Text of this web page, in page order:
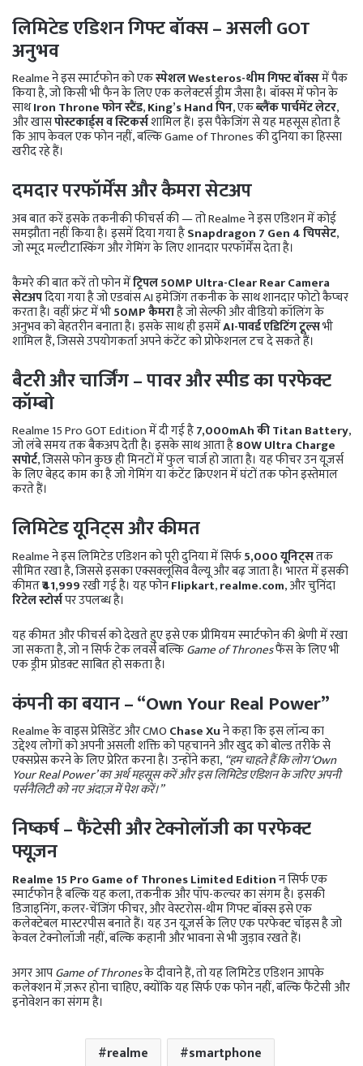
लिमिटेड एडिशन गिफ्ट बॉक्स – असली GOT
अनुभव
Realme ने इस स्मार्टफोन को एकस्पेशल Westeros-थीम गिफ्ट बॉक्समें पैक
किया है, जो किसी भी फैन के लिए एक कलेक्टर्स ड्रीम जैसा है। बॉक्स में फोन के
साथIron Throne फोन स्टैंड,King’s Hand पिन, एकब्लैंक पार्चमेंट लेटर,
और खासपोस्टकार्ड्स व स्टिकर्सशामिल हैं। इस पैकेजिंग से यह महसूस होता है
कि आप केवल एक फोन नहीं, बल्कि Game of Thrones की दुनिया का हिस्सा
खरीद रहे हैं।
दमदार परफॉर्मेंस और कैमरा सेटअप
अब बात करें इसके तकनीकी फीचर्स की — तो Realme ने इस एडिशन में कोई
समझौता नहीं किया है। इसमें दिया गया हैSnapdragon 7 Gen 4 चिपसेट,
जो स्मूद मल्टीटास्किंग और गेमिंग के लिए शानदार परफॉर्मेंस देता है।
कैमरे की बात करें तो फोन मेंट्रिपल 50MP Ultra-Clear Rear Camera
सेटअपदिया गया है जो एडवांस AI इमेजिंग तकनीक के साथ शानदार फोटो कैप्चर
करता है। वहीं फ्रंट में भी50MP कैमराहै जो सेल्फी और वीडियो कॉलिंग के
अनुभव को बेहतरीन बनाता है। इसके साथ ही इसमेंAI-पावर्ड एडिटिंग टूल्सभी
शामिल हैं, जिससे उपयोगकर्ता अपने कंटेंट को प्रोफेशनल टच दे सकते हैं।
बैटरी और चार्जिंग – पावर और स्पीड का परफेक्ट
कॉम्बो
Realme 15 Pro GOT Edition में दी गई है7,000mAh की Titan Battery,
जो लंबे समय तक बैकअप देती है। इसके साथ आता है80W Ultra Charge
सपोर्ट, जिससे फोन कुछ ही मिनटों में फुल चार्ज हो जाता है। यह फीचर उन यूज़र्स
के लिए बेहद काम का है जो गेमिंग या कंटेंट क्रिएशन में घंटों तक फोन इस्तेमाल
करते हैं।
लिमिटेड यूनिट्स और कीमत
Realme ने इस लिमिटेड एडिशन को पूरी दुनिया में सिर्फ5,000 यूनिट्सतक
सीमित रखा है, जिससे इसका एक्सक्लूसिव वैल्यू और बढ़ जाता है। भारत में इसकी
कीमत₹41,999रखी गई है। यह फोनFlipkart,realme.com, और चुनिंदा
रिटेल स्टोर्सपर उपलब्ध है।
यह कीमत और फीचर्स को देखते हुए इसे एक प्रीमियम स्मार्टफोन की श्रेणी में रखा
जा सकता है, जो न सिर्फ टेक लवर्स बल्किGame of Thronesफैंस के लिए भी
एक ड्रीम प्रोडक्ट साबित हो सकता है।
कंपनी का बयान – “Own Your Real Power”
Realme के वाइस प्रेसिडेंट और CMO Chase Xuने कहा कि इस लॉन्च का
उद्देश्य लोगों को अपनी असली शक्ति को पहचानने और खुद को बोल्ड तरीके से
एक्सप्रेस करने के लिए प्रेरित करना है। उन्होंने कहा, “हम चाहते हैं कि लोग ‘Own
Your Real Power’ का अर्थ महसूस करें और इस लिमिटेड एडिशन के जरिए अपनी
पर्सनैलिटी को नए अंदाज़ में पेश करें।”
निष्कर्ष – फैंटेसी और टेक्नोलॉजी का परफेक्ट
फ्यूज़न
Realme 15 Pro Game of Thrones Limited Editionन सिर्फ एक
स्मार्टफोन है बल्कि यह कला, तकनीक और पॉप-कल्चर का संगम है। इसकी
डिजाइनिंग, कलर-चेंजिंग फीचर, और वेस्टरोस-थीम गिफ्ट बॉक्स इसे एक
कलेक्टेबल मास्टरपीस बनाते हैं। यह उन यूज़र्स के लिए एक परफेक्ट चॉइस है जो
केवल टेक्नोलॉजी नहीं, बल्कि कहानी और भावना से भी जुड़ाव रखते हैं।
अगर आपGame of Thronesके दीवाने हैं, तो यह लिमिटेड एडिशन आपके
कलेक्शन में ज़रूर होना चाहिए, क्योंकि यह सिर्फ एक फोन नहीं, बल्कि फैंटेसी और
इनोवेशन का संगम है।
realme smartphone